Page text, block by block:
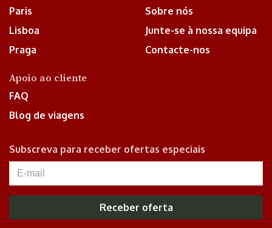
Paris
Lisboa
Praga
Sobre nós
Junte-se à nossa equipa
Contacte-nos
Apoio ao cliente
FAQ
Blog de viagens
Subscreva para receber ofertas especiais
Receber oferta